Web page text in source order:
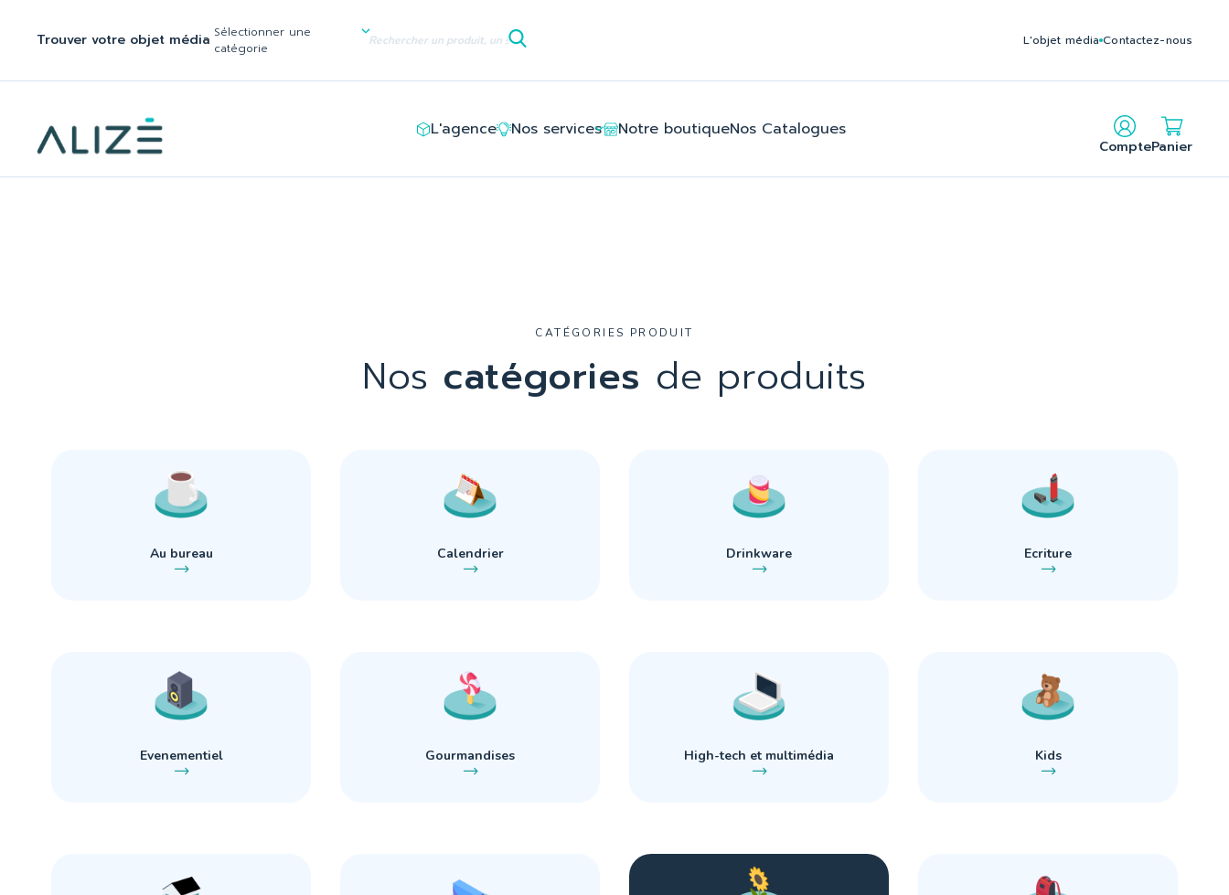
Trouver votre objet média Sélectionner une
catégorie
L'objet média Contactez-nous
L'agence Nos services Notre boutiqueNos Catalogues
CATÉGORIES PRODUIT
Nos catégories de produits
Au bureau Calendrier Drinkware Ecriture
Evenementiel Gourmandises High-tech et multimédia Kids